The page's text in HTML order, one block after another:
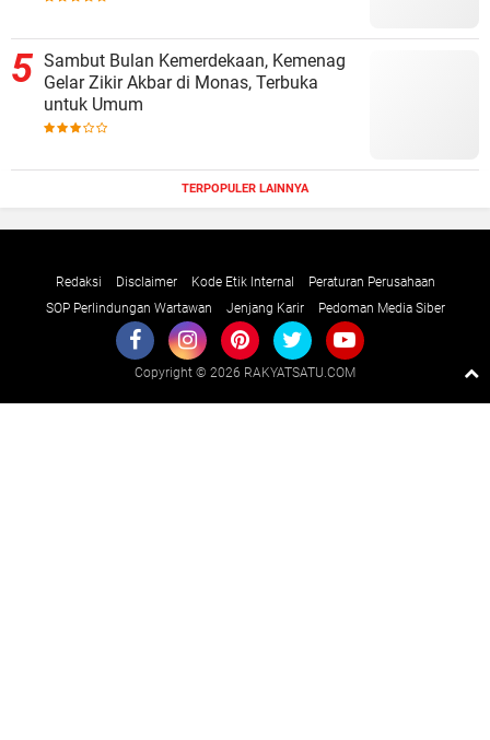
Sambut Bulan Kemerdekaan, Kemenag
Gelar Zikir Akbar di Monas, Terbuka
untuk Umum
TERPOPULER LAINNYA
Redaksi Disclaimer Kode Etik Internal
Peraturan Perusahaan
SOP Perlindungan Wartawan
Jenjang Karir Pedoman Media Siber
Copyright © 2026 RAKYATSATU.COM
Raushan